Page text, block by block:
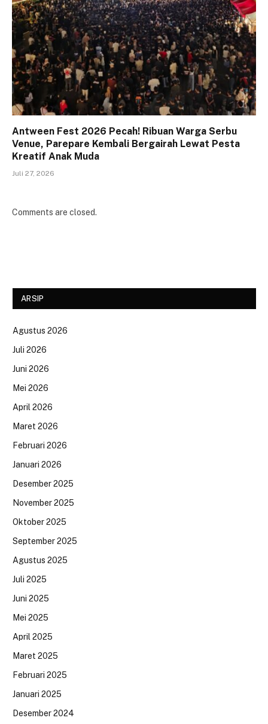
Antween Fest 2026 Pecah! Ribuan Warga Serbu
Venue, Parepare Kembali Bergairah Lewat Pesta
Kreatif Anak Muda
Juli 27, 2026
Comments are closed.
ARSIP
Agustus 2026
Juli 2026
Juni 2026
Mei 2026
April 2026
Maret 2026
Februari 2026
Januari 2026
Desember 2025
November 2025
Oktober 2025
September 2025
Agustus 2025
Juli 2025
Juni 2025
Mei 2025
April 2025
Maret 2025
Februari 2025
Januari 2025
Desember 2024